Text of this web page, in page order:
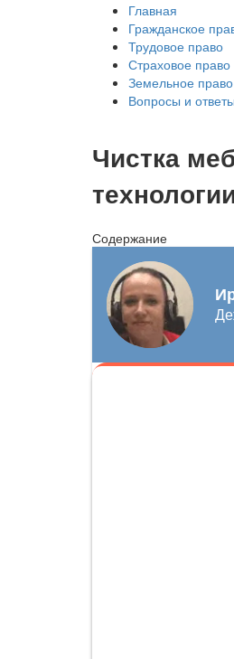
Главная
Гражданское
Трудовое право
Страховое право
Земельное право
Вопросы и ответы
Чистка
Содержание